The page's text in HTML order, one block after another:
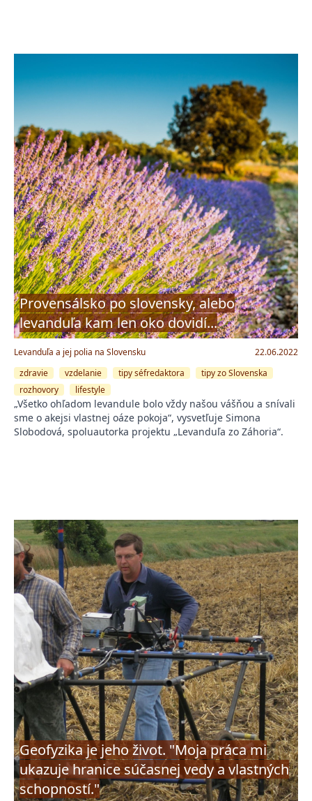
Provensálsko po slovensky, alebo
levanduľa kam len oko dovidí...
Levanduľa a jej polia na Slovensku
22.06.2022
zdravie
vzdelanie tipy séfredaktora
tipy zo Slovenska
rozhovory
lifestyle
„Všetko ohľadom levandule bolo vždy našou vášňou a snívali
sme o akejsi vlastnej oáze pokoja“, vysvetľuje Simona
Slobodová, spoluautorka projektu „Levanduľa zo Záhoria“.
Geofyzika je jeho život. "Moja práca mi
ukazuje hranice súčasnej vedy a vlastných
schopností."